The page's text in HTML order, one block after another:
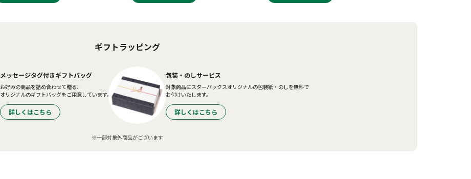
ギフトラッピング
メッセージタグ付きギフトバッグ
お好みの商品を詰め合わせて贈る、
オリジナルのギフトバッグをご用意しています。
詳しくはこちら
包装・のしサービス
対象商品にスターバックスオリジナルの包装紙・のしを無料で
お付けいたします。
詳しくはこちら
※一部対象外商品がございます